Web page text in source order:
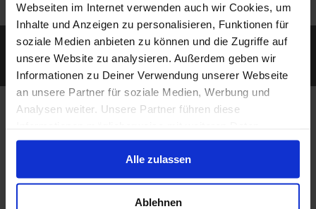
Webseiten im Internet verwenden auch wir Cookies, um
Inhalte und Anzeigen zu personalisieren, Funktionen für
soziale Medien anbieten zu können und die Zugriffe auf
unsere Website zu analysieren. Außerdem geben wir
Informationen zu Deiner Verwendung unserer Webseite
an unsere Partner für soziale Medien, Werbung und
Analysen weiter. Unsere Partner führen diese
zusammen, die Du ihnen bereitgestellt hast oder die sie
im Rahmen Deiner Nutzung der Dienste gesammelt
haben.
Alle zulassen
Ablehnen
Erreichen Sie auch diejenigen Kunden, die mit
ihrem Smartphone unterwegs nach Geschäften
und Produkten in der Nähe suchen.
Bei koomio legen wir
Wert auf Ihre
Individualität